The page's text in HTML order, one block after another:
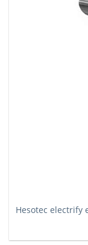
Hesotec electrify